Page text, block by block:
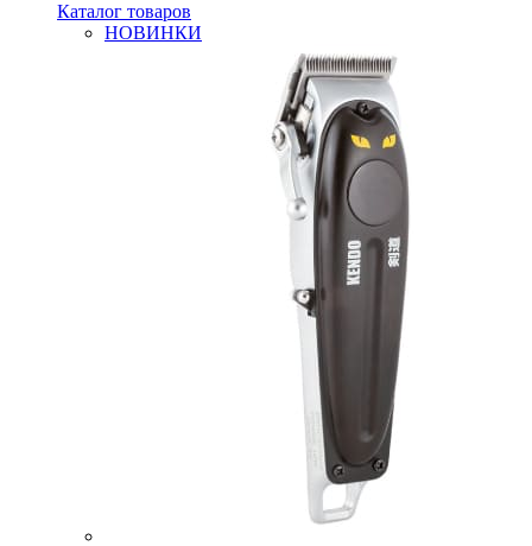
Каталог товаров
НОВИНКИ